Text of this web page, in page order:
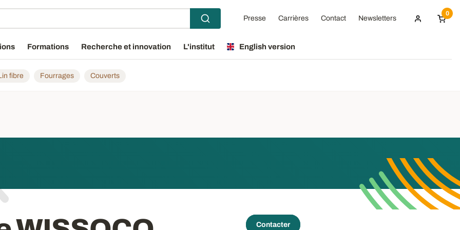
Presse Carrières Contact Newsletters
0
Formations Recherche et innovation L'institut English version
fibre Fourrages Couverts
Contacter